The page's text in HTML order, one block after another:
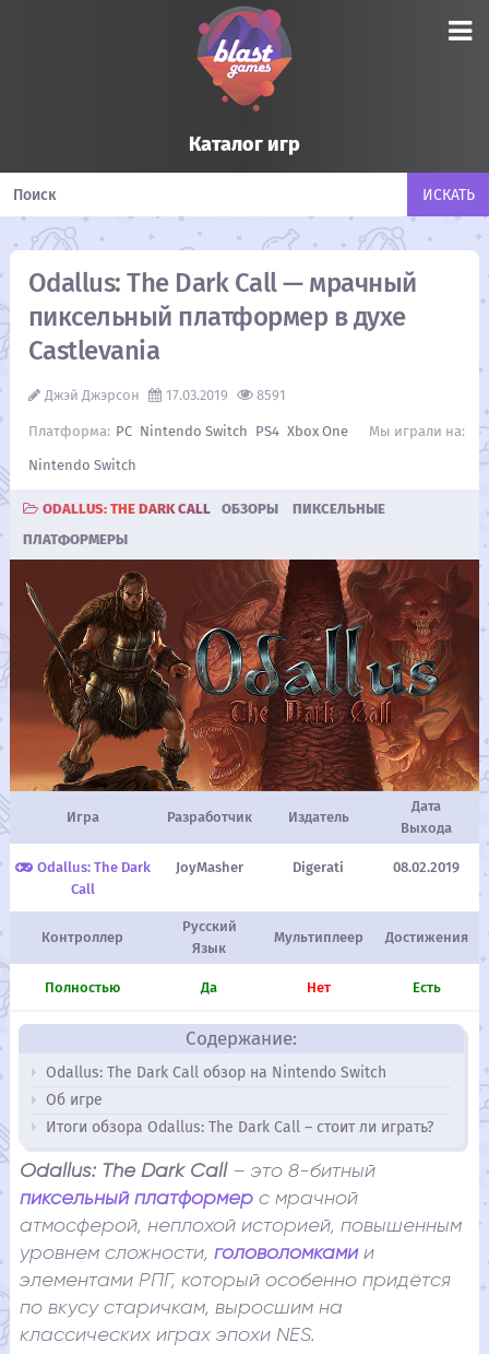
Каталог игр
Odallus: The Dark Call — мрачный
пиксельный платформер в духе
Castlevania
Джэй Джэрсон 17.03.2019 8591
PC Nintendo Switch PS4 Xbox One
Nintendo Switch
ODALLUS: THE DARK CALL ОБЗОРЫ
ПИКСЕЛЬНЫЕ
ПЛАТФОРМЕРЫ
Игра Разработчик Издатель
Дата
Выхода
Odallus: The Dark
Call
JoyMasher Digerati 08.02.2019
Контроллер
Русский
Язык
Мультиплеер Достижения
Полностью Да Нет Есть
Содержание:
Odallus: The Dark Call обзор на Nintendo Switch
Об игре
Итоги обзора Odallus: The Dark Call – стоит ли играть?
Odallus: The Dark Call– это 8-битный
пиксельный платформерс мрачной
атмосферой, неплохой историей, повышенным
уровнем сложности, головоломкамии
элементами РПГ, который особенно придётся
по вкусу старичкам, выросшим на
классических играх эпохи NES.